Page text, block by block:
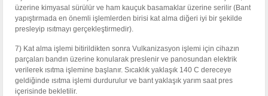
üzerine kimyasal sürülür ve ham kauçuk basamaklar üzerine serilir (Bant
yapıştırmada en önemli işlemlerden birisi kat alma diğeri iyi bir şekilde
presleyip ısıtmayı gerçekleştirmedir).
7) Kat alma işlemi bitirildikten sonra Vulkanizasyon işlemi için cihazın
parçaları bandın üzerine konularak preslenir ve panosundan elektrik
verilerek ısıtma işlemine başlanır. Sıcaklık yaklaşık 140 C dereceye
geldiğinde ısıtma işlemi durdurulur ve bant yaklaşık yarım saat pres
içerisinde bekletilir.